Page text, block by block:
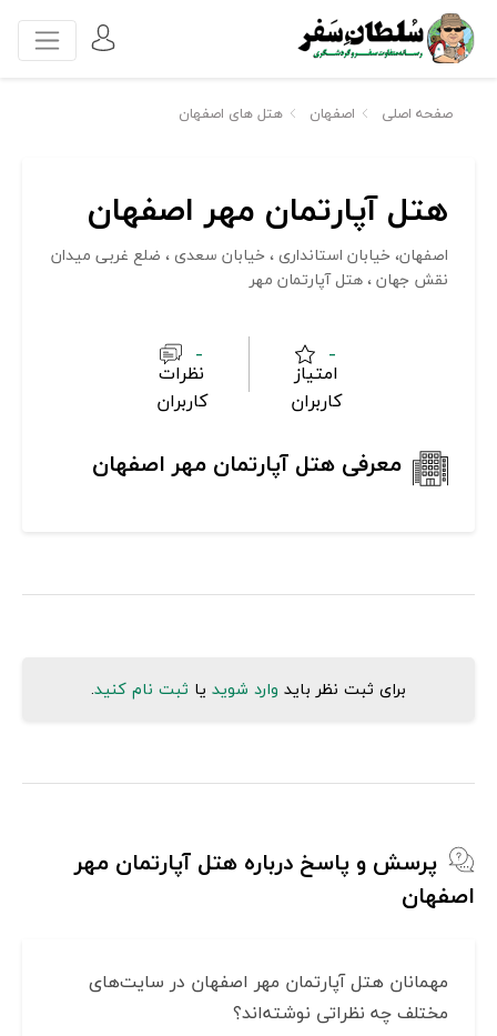
صفحه اصلی اصفهان هتل های اصفهان
هتل آپارتمان مهر اصفهان
اصفهان، خیابان استانداری ، خیابان سعدی ، ضلع غربی میدان
نقش جهان ، هتل آپارتمان مهر
-
امتیاز
کاربران
-
نظرات
کاربران
معرفی هتل آپارتمان مهر اصفهان
برای ثبت نظر باید وارد شوید یا ثبت نام کنید.
پرسش و پاسخ درباره هتل آپارتمان مهر
اصفهان
مهمانان هتل آپارتمان مهر اصفهان در سایت‌های
مختلف چه نظراتی نوشته‌اند؟